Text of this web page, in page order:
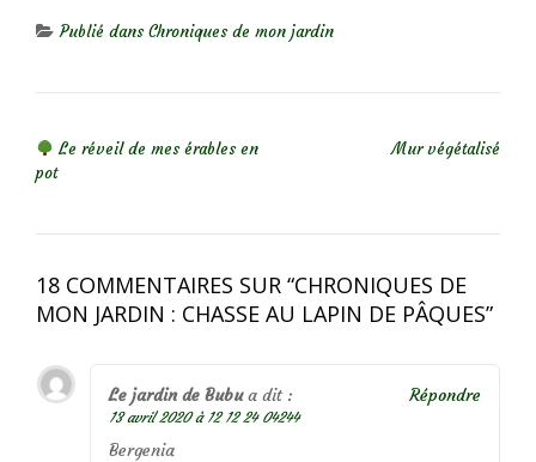
Publié dansChroniques de mon jardin
Le réveil de mes érables en
pot
Mur végétalisé
18 COMMENTAIRES SUR “CHRONIQUES DE
MON JARDIN : CHASSE AU LAPIN DE PÂQUES”
Le jardin de Bubu a dit :
13 avril 2020 à 12 12 24 04244
Bergenia
Répondre